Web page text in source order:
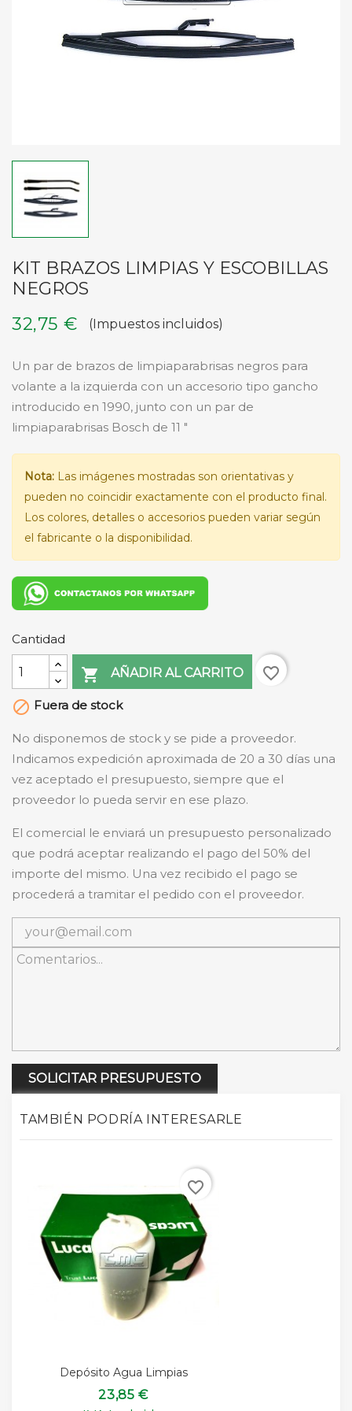
KIT BRAZOS LIMPIAS Y ESCOBILLAS
NEGROS
32,75 €
(Impuestos incluidos)
Un par de brazos de limpiaparabrisas negros para
volante a la izquierda con un accesorio tipo gancho
introducido en 1990, junto con un par de
limpiaparabrisas Bosch de 11 "
Nota: Las imágenes mostradas son orientativas y
pueden no coincidir exactamente con el producto final.
Los colores, detalles o accesorios pueden variar según
el fabricante o la disponibilidad.
Cantidad
 AÑADIR AL CARRITO
favorite_border
 Fuera de stock
No disponemos de stock y se pide a proveedor.
Indicamos expedición aproximada de 20 a 30 días una
vez aceptado el presupuesto, siempre que el
proveedor lo pueda servir en ese plazo.
El comercial le enviará un presupuesto personalizado
que podrá aceptar realizando el pago del 50% del
importe del mismo. Una vez recibido el pago se
procederá a tramitar el pedido con el proveedor.
SOLICITAR PRESUPUESTO
TAMBIÉN PODRÍA INTERESARLE
Depósito Agua Limpias
23,85 €
favorite_border